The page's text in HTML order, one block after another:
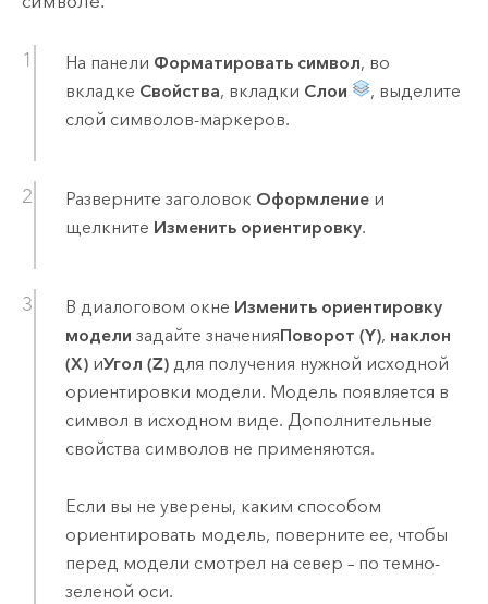
На панели Форматировать символ, во
вкладке Свойства, вкладки Слои
, выделите
слой символов-маркеров.
Разверните заголовок Оформлениеи
щелкните Изменить ориентировку.
В диалоговом окне Изменить ориентировку
модели задайте значенияПоворот (Y), наклон
(X)иУгол (Z)для получения нужной исходной
ориентировки модели. Модель появляется в
символ в исходном виде. Дополнительные
свойства символов не применяются.
Если вы не уверены, каким способом
ориентировать модель, поверните ее, чтобы
перед модели смотрел на север – по темно-
зеленой оси.